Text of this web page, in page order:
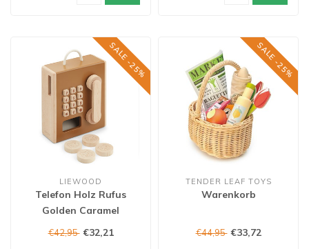
SALE -25%
LIEWOOD
Telefon Holz Rufus
Golden Caramel
€42,95 €32,21
SALE -25%
TENDER LEAF TOYS
Warenkorb
€44,95 €33,72